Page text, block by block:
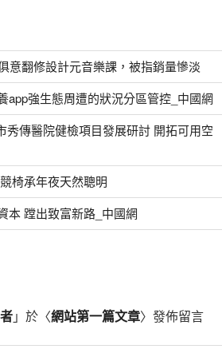
意翻修設計元音樂課，被指銷量慘淡
app強生態周遭的狀況分區管控_中國網
秀傳醫院健檢項目發展研討 開拓可用空
椅承年夜天然聰明
本 蹚出致富新路_中國網
」於〈網站第一篇文章〉發佈留言